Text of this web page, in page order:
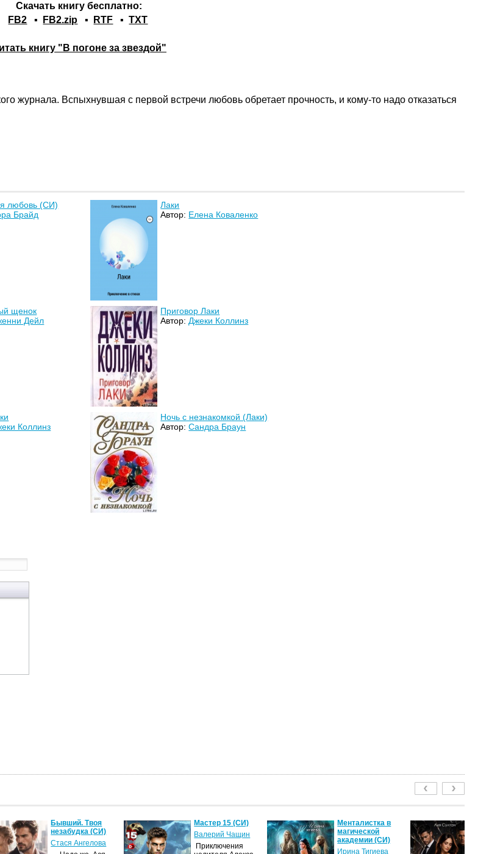
Скачать книгу бесплатно:
FB2 ▪ FB2.zip ▪ RTF ▪TXT
книгу "В погоне за звездой"
журнала. Вспыхнувшая с первой встречи любовь обретает прочность, и кому-то надо отказаться
любовь (СИ)
Брайд
Лаки
Автор: Елена Коваленко
щенок
Дейл
Приговор Лаки
Автор:Джеки Коллинз
Коллинз
Ночь с незнакомкой (Лаки)
Автор:Сандра Браун
Бывший. Твоя
незабудка (СИ)
Стася Ангелова
Мастер 15 (СИ)
Валерий Чащин
Приключения
Менталистка в
магической
академии (СИ)
Ирина Тигиева